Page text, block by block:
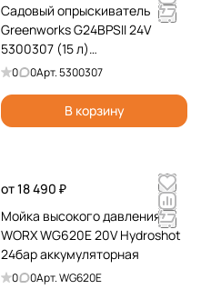
Садовый опрыскиватель
Greenworks G24BPSII 24V
5300307 (15 л)
аккумуляторный
0 0Арт.5300307
В корзину
от 18 490 ₽
Мойка высокого давления
WORX WG620E 20V Hydroshot
24бар аккумуляторная
0 0Арт.WG620E